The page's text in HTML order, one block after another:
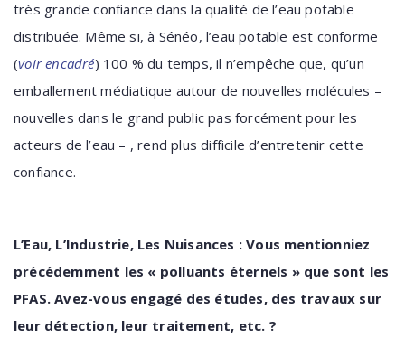
très grande confiance dans la qualité de l’eau potable
distribuée. Même si, à Sénéo, l’eau potable est conforme
(voir encadré) 100 % du temps, il n’empêche que, qu’un
emballement médiatique autour de nouvelles molécules –
nouvelles dans le grand public pas forcément pour les
acteurs de l’eau – , rend plus difficile d’entretenir cette
confiance.
L’Eau, L’Industrie, Les Nuisances : Vous mentionniez
précédemment les « polluants éternels » que sont les
PFAS. Avez-vous engagé des études, des travaux sur
leur détection, leur traitement, etc. ?